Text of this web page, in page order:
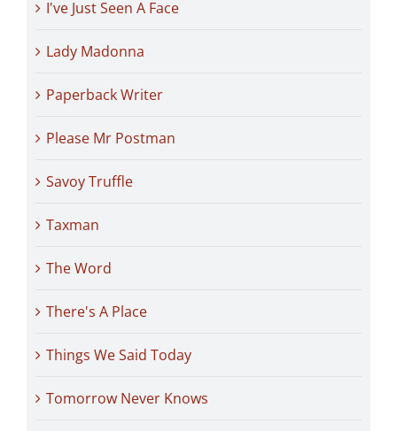
I've Just Seen A Face
Lady Madonna
Paperback Writer
Please Mr Postman
Savoy Truffle
Taxman
The Word
There's A Place
Things We Said Today
Tomorrow Never Knows